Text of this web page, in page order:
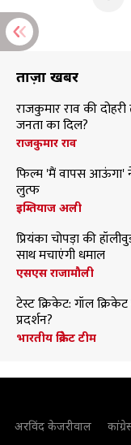
ताज़ा खबरें
राजकुमार राव की
जनता का दिल?
राजकुमार राव
फिल्म 'मैं वापस आऊंगा'
लुत्फ
इम्तियाज अली
प्रियंका चोपड़ा की
साथ मचाएंगी धमाल
एसएस राजामौली
टेस्ट क्रिकेट: गॉल
प्रदर्शन?
भारतीय क्रिकेट टीम
अरविंद केजरीवाल